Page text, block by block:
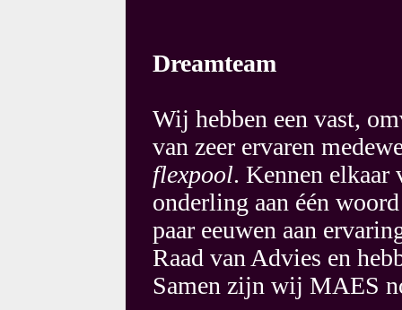
Dreamteam
Wij hebben een vast,
van zeer ervaren
flexpool. Kennen elkaar
onderling aan één
paar eeuwen aan
Raad van Advies en
Samen zijn wij MAES